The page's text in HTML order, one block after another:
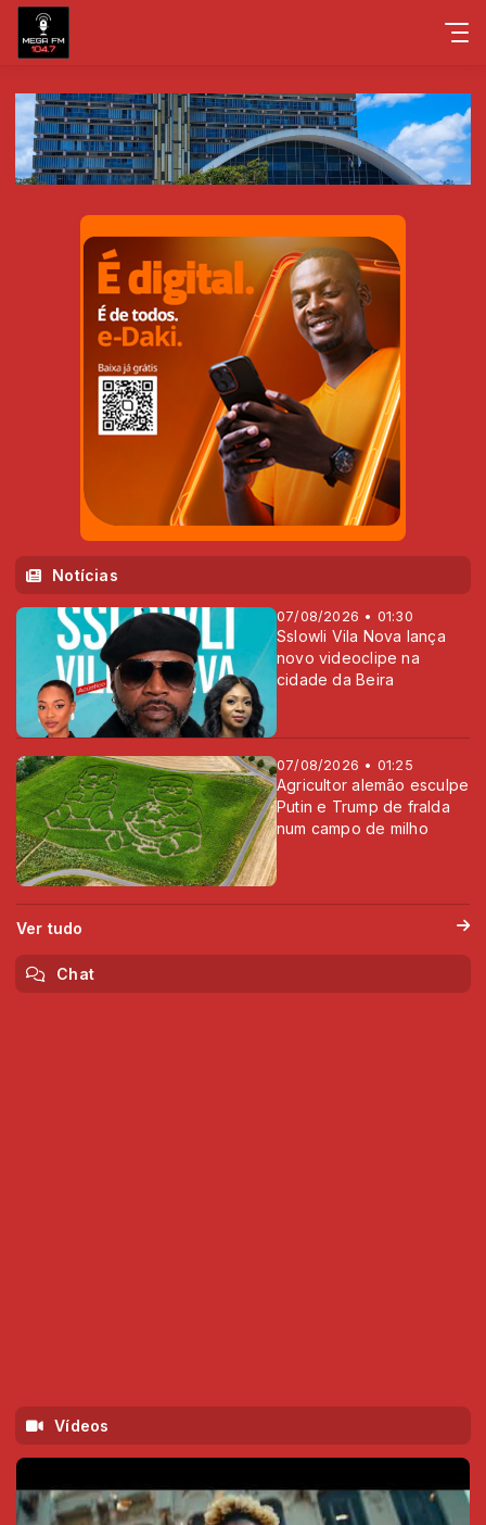
Notícias
07/08/2026 • 01:30
Sslowli Vila Nova lança
novo videoclipe na
cidade da Beira
07/08/2026 • 01:25
Agricultor alemão esculpe
Putin e Trump de fralda
num campo de milho
Ver tudo
Chat
Vídeos